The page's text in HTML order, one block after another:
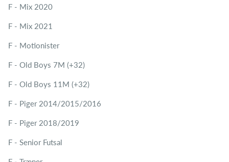
F - Mix 2020
F - Mix 2021
F - Motionister
F - Old Boys 7M (+32)
F - Old Boys 11M (+32)
F - Piger 2014/2015/2016
F - Piger 2018/2019
F - Senior Futsal